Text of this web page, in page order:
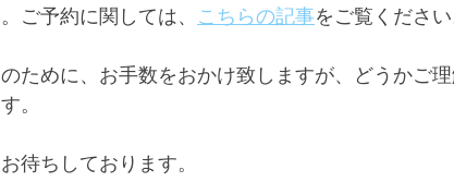
ご予約に関しては、 こちらの記事をご覧くださ
ために、お手数をおかけ致しますが、どうかご
。
待ちしております。